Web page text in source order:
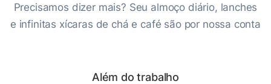
Precisamos dizer mais? Seu almoço diário, lanches
e infinitas xícaras de chá e café são por nossa conta
Além do trabalho